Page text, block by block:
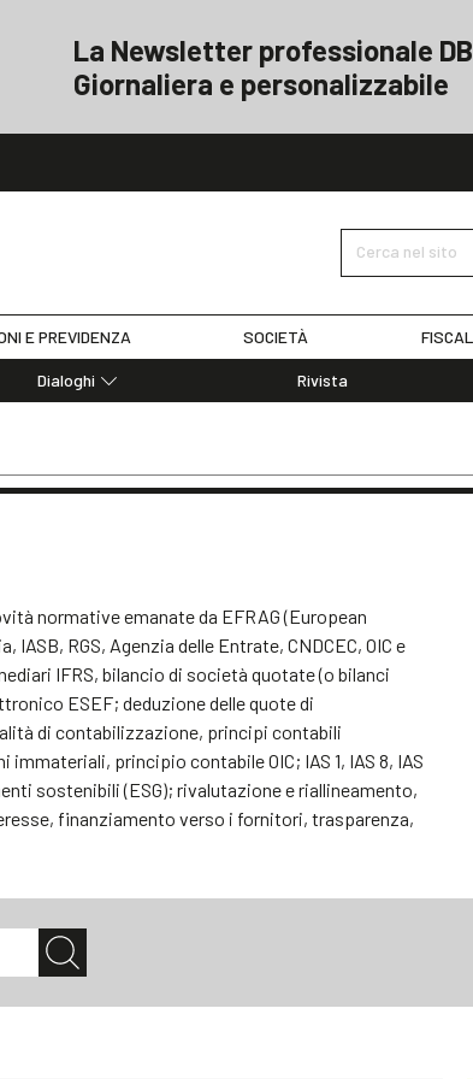
La Newsletter professionale DB
Giornaliera e personalizzabile
Cerca nel sito
E PREVIDENZA SOCIETÀ
Dialoghi
Rivista
normative emanate da EFRAG (European
IASB, RGS, Agenzia delle Entrate, CNDCEC, OIC e
IFRS, bilancio di società quotate (o bilanci
ESEF; deduzione delle quote di
di contabilizzazione, principi contabili
principio contabile OIC; IAS 1, IAS 8, IAS
sostenibili (ESG); rivalutazione e riallineamento,
finanziamento verso i fornitori, trasparenza,